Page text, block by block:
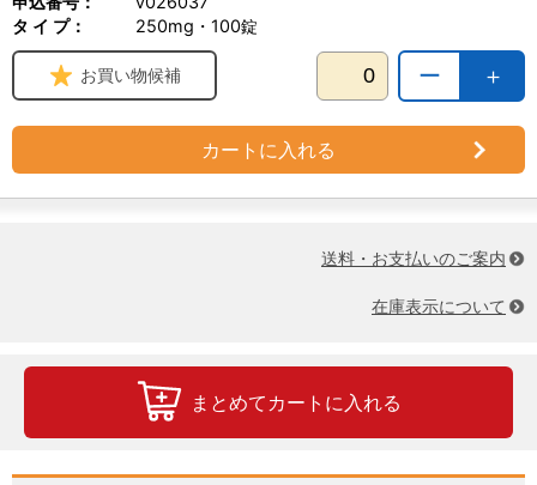
タ イ プ：
250mg・100錠
＋
ー
お買い物候補
カートに入れる
送料・お支払いのご案内
在庫表示について
まとめてカートに入れる